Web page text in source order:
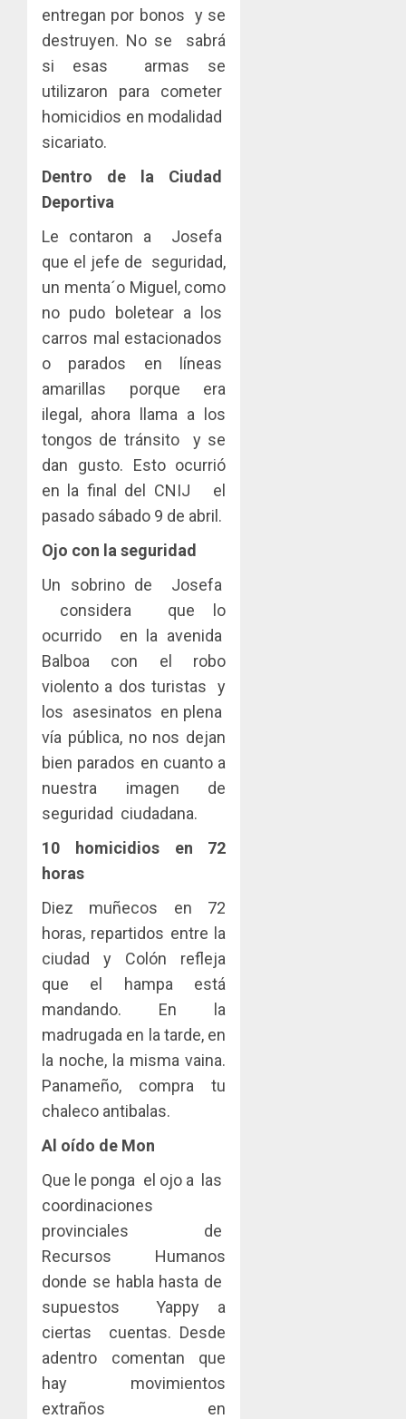
entregan por bonos y se
destruyen. No se sabrá
si esas armas se
utilizaron para cometer
homicidios en modalidad
sicariato.
Dentro de la Ciudad
Deportiva
Le contaron a Josefa
que el jefe de seguridad,
un menta´o Miguel, como
no pudo boletear a los
carros mal estacionados
o parados en líneas
amarillas porque era
ilegal, ahora llama a los
tongos de tránsito y se
dan gusto. Esto ocurrió
en la final del CNIJ el
pasado sábado 9 de abril.
Ojo con la seguridad
Un sobrino de Josefa
considera que lo
ocurrido en la avenida
Balboa con el robo
violento a dos turistas y
los asesinatos en plena
vía pública, no nos dejan
bien parados en cuanto a
nuestra imagen de
seguridad ciudadana.
10 homicidios en 72
horas
Diez muñecos en 72
horas, repartidos entre la
ciudad y Colón refleja
que el hampa está
mandando. En la
madrugada en la tarde, en
la noche, la misma vaina.
Panameño, compra tu
chaleco antibalas.
Al oído de Mon
Que le ponga el ojo a las
coordinaciones
provinciales de
Recursos Humanos
donde se habla hasta de
supuestos Yappy a
ciertas cuentas. Desde
adentro comentan que
hay movimientos
extraños en